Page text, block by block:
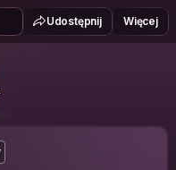
Udostępnij Więcej